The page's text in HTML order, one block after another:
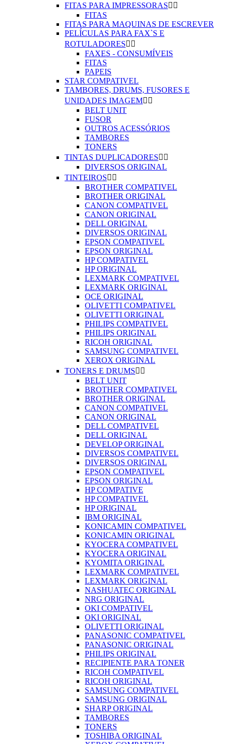
FITAS PARA IMPRESSORAS 
FITAS
FITAS PARA MAQUINAS DE ESCREVER
PELÍCULAS PARA FAX`S E
ROTULADORES 
FAXES - CONSUMÍVEIS
FITAS
PAPEIS
STAR COMPATIVEL
TAMBORES, DRUMS, FUSORES E
UNIDADES IMAGEM 
BELT UNIT
FUSOR
OUTROS ACESSÓRIOS
TAMBORES
TONERS
TINTAS DUPLICADORES 
DIVERSOS ORIGINAL
TINTEIROS 
BROTHER COMPATIVEL
BROTHER ORIGINAL
CANON COMPATIVEL
CANON ORIGINAL
DELL ORIGINAL
DIVERSOS ORIGINAL
EPSON COMPATIVEL
EPSON ORIGINAL
HP COMPATIVEL
HP ORIGINAL
LEXMARK COMPATIVEL
LEXMARK ORIGINAL
OCE ORIGINAL
OLIVETTI COMPATIVEL
OLIVETTI ORIGINAL
PHILIPS COMPATIVEL
PHILIPS ORIGINAL
RICOH ORIGINAL
SAMSUNG COMPATIVEL
XEROX ORIGINAL
TONERS E DRUMS 
BELT UNIT
BROTHER COMPATIVEL
BROTHER ORIGINAL
CANON COMPATIVEL
CANON ORIGINAL
DELL COMPATIVEL
DELL ORIGINAL
DEVELOP ORIGINAL
DIVERSOS COMPATIVEL
DIVERSOS ORIGINAL
EPSON COMPATIVEL
EPSON ORIGINAL
HP COMPATIVE
HP COMPATIVEL
HP ORIGINAL
IBM ORIGINAL
KONICAMIN COMPATIVEL
KONICAMIN ORIGINAL
KYOCERA COMPATIVEL
KYOCERA ORIGINAL
KYOMITA ORIGINAL
LEXMARK COMPATIVEL
LEXMARK ORIGINAL
NASHUATEC ORIGINAL
NRG ORIGINAL
OKI COMPATIVEL
OKI ORIGINAL
OLIVETTI ORIGINAL
PANASONIC COMPATIVEL
PANASONIC ORIGINAL
PHILIPS ORIGINAL
RECIPIENTE PARA TONER
RICOH COMPATIVEL
RICOH ORIGINAL
SAMSUNG COMPATIVEL
SAMSUNG ORIGINAL
SHARP ORIGINAL
TAMBORES
TONERS
TOSHIBA ORIGINAL